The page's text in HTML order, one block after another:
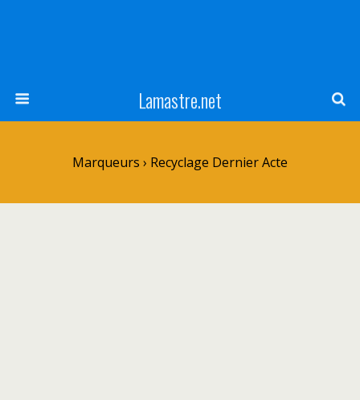
Lamastre.net
Marqueurs › Recyclage Dernier Acte